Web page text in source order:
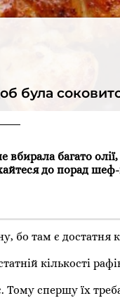
була
багато олії,
до порад
бо там є достатня
кількості
Тому спершу їх